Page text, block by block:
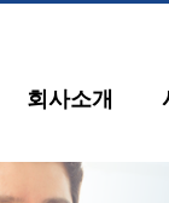
회사소개